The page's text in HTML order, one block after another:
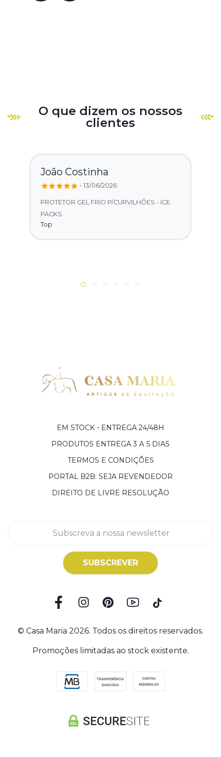
O que dizem os nossos
clientes
João Costinha
• 13/06/2026
PROTETOR GEL FRIO P/CURVILHÕES - ICE
PACKS
Top
EM STOCK - ENTREGA 24/48H
PRODUTOS ENTREGA 3 A 5 DIAS
TERMOS E CONDIÇÕES
PORTAL B2B: SEJA REVENDEDOR
DIREITO DE LIVRE RESOLUÇÃO
SUBSCREVER
© Casa Maria 2026. Todos os direitos reservados.
Promoções limitadas ao stock existente.